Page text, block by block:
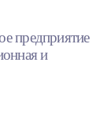
предприятие
и